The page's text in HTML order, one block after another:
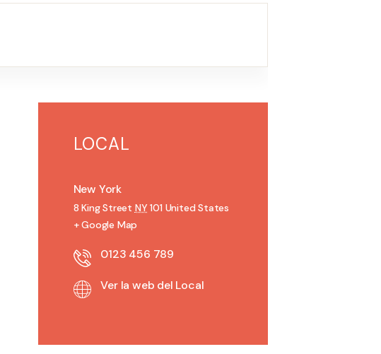
LOCAL
New York
8 King Street NY 101 United States
+ Google Map
0123 456 789
Ver la web del Local